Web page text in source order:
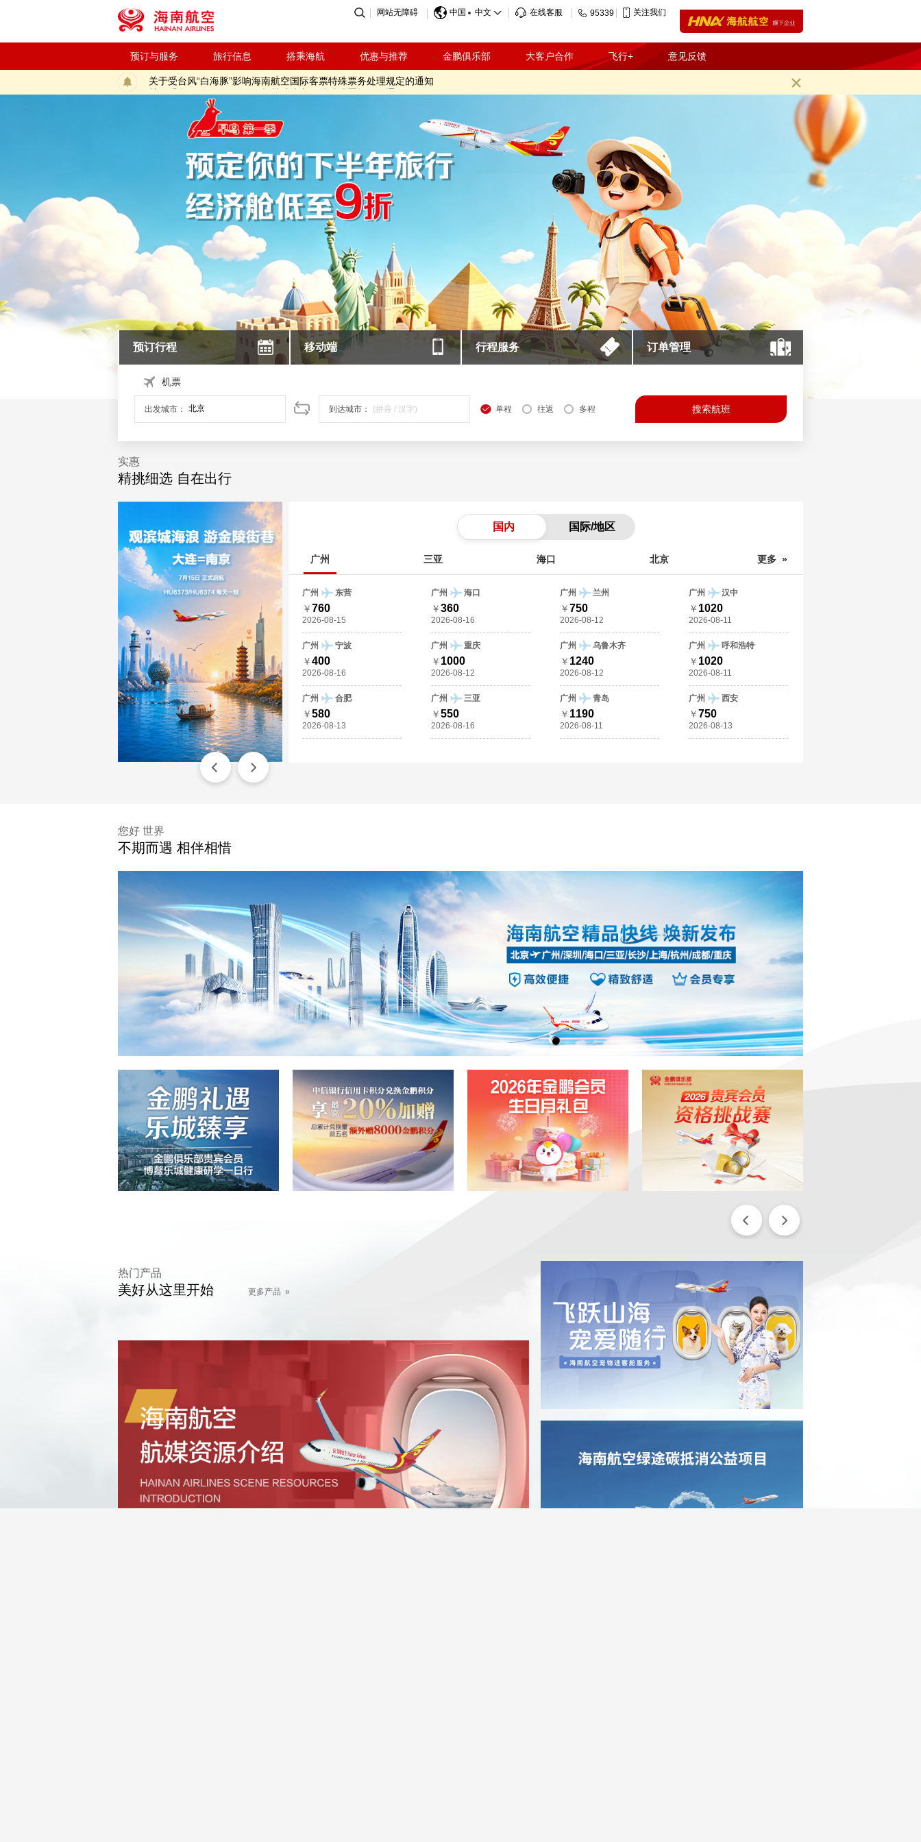
网站无障碍 中国 中文 在线客服 95339 关注我们
预订与服务 旅行信息 搭乘海航 优惠与推荐 金鹏俱乐部 大客户合作 飞行+ 意见反馈
关于受台风“白海豚”影响海南航空国际客票特殊票务处理规定的通知
关于受台风“白海豚”影响的相关航线客票特殊处置规则的通知
关于受第13号台风“白海豚”天气原因影响海南航空部分航班调整的温馨提示
关于海南航空国内航线燃油附加费征收标准调整的通知
新海航“飞飞乐”周二幸运夜（特别季）答题抽奖活动规则（2026.07.21-2026.09.08）
新海航“飞飞乐”周二幸运夜（特别季）抽奖活动规则（2026.07.21-2026.09.08）
关于防范以航空公司名义进行欺诈的温馨提示
海南航空控股股份有限公司公告
预订行程 移动端 行程服务 订单管理
机票
出发城市： 到达城市： 单程 往返 多程 搜索航班
实惠
精挑细选 自在出行
国内 国际/地区
广州 三亚 海口 北京 更多 »
广州 东营
￥760
2026-08-15
广州 海口
￥360
2026-08-16
广州 兰州
￥750
2026-08-12
广州 汉中
￥ 1020
2026-08-11
广州 宁波
￥400
2026-08-16
广州 重庆
￥ 1000
2026-08-12
广州 乌鲁木齐
￥ 1240
2026-08-12
广州 呼和浩特
￥ 1020
2026-08-11
广州 合肥
￥580
2026-08-13
广州 三亚
￥550
2026-08-16
广州 青岛
￥ 1190
2026-08-11
广州 西安
￥750
2026-08-13
您好 世界
不期而遇 相伴相惜
热门产品
美好从这里开始 更多产品 »
为了提供个性化的展示与改善您的浏览体验，本